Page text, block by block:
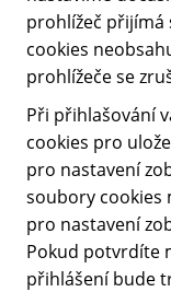
prohlížeč přijímá
cookies
prohlížeče se
Při přihlašování
cookies pro
pro nastavení
soubory cookies
pro nastavení
Pokud potvrdíte
přihlášení bude